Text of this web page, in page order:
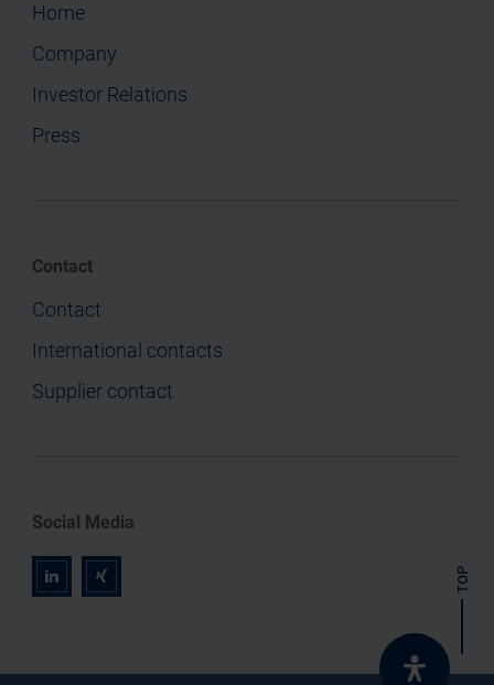
Home
Company
Investor Relations
Press
Contact
Contact
International contacts
Supplier contact
Social Media
r z TOP